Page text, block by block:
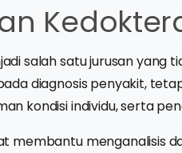
salah satu jurusan yang
diagnosis penyakit,
kondisi individu, serta
membantu menganalisis